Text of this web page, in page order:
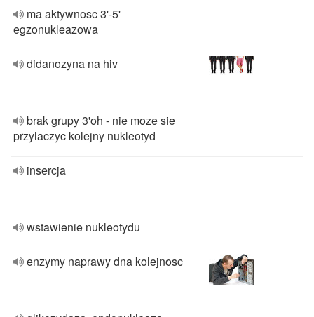
ma aktywnosc 3'-5'
egzonukleazowa
didanozyna na hiv
brak grupy 3'oh - nie moze sie
przylaczyc kolejny nukleotyd
insercja
wstawienie nukleotydu
enzymy naprawy dna kolejnosc